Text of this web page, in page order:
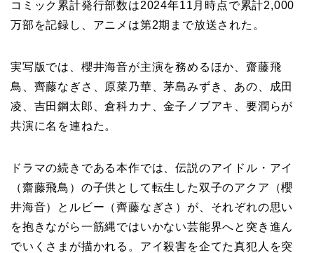
コミック累計発行部数は2024年11月時点で累計2,000
万部を記録し、アニメは第2期まで放送された。
実写版では、櫻井海音が主演を務めるほか、齋藤飛
鳥、齊藤なぎさ、原菜乃華、茅島みずき、あの、成田
凌、吉田鋼太郎、倉科カナ、金子ノブアキ、要潤らが
共演に名を連ねた。
ドラマの続きである本作では、伝説のアイドル・アイ
（齋藤飛鳥）の子供として転生した双子のアクア（櫻
井海音）とルビー（齊藤なぎさ）が、それぞれの思い
を抱きながら一筋縄ではいかない芸能界へと突き進ん
でいくさまが描かれる。アイ殺害を企てた真犯人を突